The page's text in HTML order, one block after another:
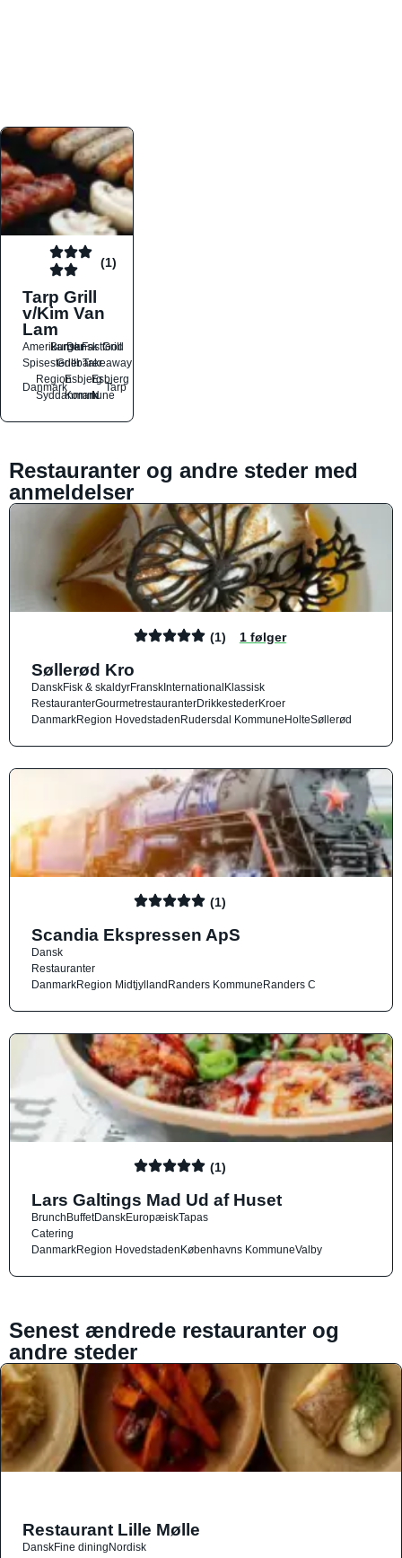
(1)
Tarp Grill
v/Kim Van
Lam
Amerikansk
BurgerDanskFastfood
Grill
SpisestederGrillbarerTakeaway
Danmark
Region
Syddanmark
Esbjerg
Kommune
Esbjerg
N
Tarp
Restauranter og andre steder med
anmeldelser
(1) 1 følger
Søllerød Kro
DanskFisk & skaldyrFranskInternationalKlassisk
RestauranterGourmetrestauranterDrikkestederKroer
DanmarkRegion HovedstadenRudersdal KommuneHolteSøllerød
(1)
Scandia Ekspressen ApS
Dansk
Restauranter
DanmarkRegion MidtjyllandRanders KommuneRanders C
(1)
Lars Galtings Mad Ud af Huset
BrunchBuffetDanskEuropæiskTapas
Catering
DanmarkRegion HovedstadenKøbenhavns KommuneValby
Senest ændrede restauranter og
andre steder
Restaurant Lille Mølle
DanskFine diningNordisk